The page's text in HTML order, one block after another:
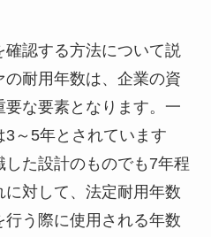
認する方法について説
耐用年数は、企業の資
な要素となります。一
～5年とされています
た設計のものでも7年程
対して、法定耐用年数
う際に使用される年数